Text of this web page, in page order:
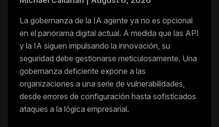
La gobernanza de la IA agente ya no es opcional
en el panorama digital actual. A medida que las API
y la IA siguen impulsando la innovación, su
seguridad debe gestionarse meticulosamente. Una
gobernanza deficiente expone a las
organizaciones a una serie de vulnerabilidades,
desde errores de configuración hasta sofisticados
ataques a la lógica empresarial.